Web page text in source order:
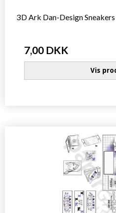
3D Ark Dan-Design
7,00 DKK
Vis